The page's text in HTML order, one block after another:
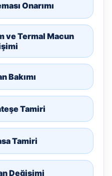
Onarımı
ve Termal Macun
Bakımı
Tamiri
Tamiri
Değişimi